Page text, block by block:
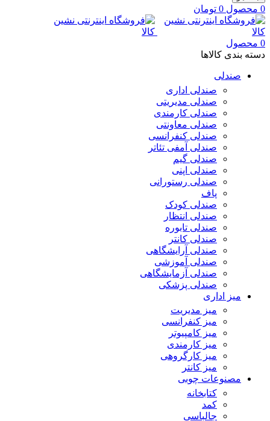
0 محصول 0 تومان
0 محصول
دسته بندی کالاها
صندلی
صندلی اداری
صندلی مدیریتی
صندلی کارمندی
صندلی معاونتی
صندلی کنفرانسی
صندلی آمفی تئاتر
صندلی گیم
صندلی اپنی
صندلی رستورانی
پاف
صندلی کودک
صندلی انتظار
صندلی تابوره
صندلی کانتر
صندلی آرایشگاهی
صندلی آموزشی
صندلی آزمایشگاهی
صندلی پزشکی
میز اداری
میز مدیریت
میز کنفرانسی
میز کامپیوتر
میز کارمندی
میز کارگروهی
میز کانتر
مصنوعات چوبی
کتابخانه
کمد
جالباسی